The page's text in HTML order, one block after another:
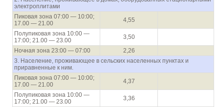
электроплитами
Пиковая зона 07:00 — 10:00;
17.00 — 21.00
4,55
Полупиковая зона 10:00 —
17:00; 21.00 — 23.00
3,50
Ночная зона 23:00 — 07:00
2,26
3. Население, проживающее в сельских населенных пунктах и
приравненные к ним.
Пиковая зона 07:00 — 10:00;
17.00 — 21.00
4,37
Полупиковая зона 10:00 —
17:00; 21.00 — 23.00
3,36